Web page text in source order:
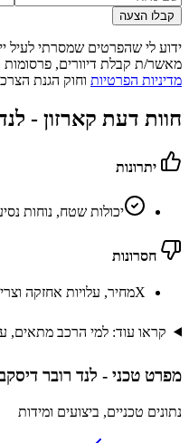
קבלו הצעה
ידוע לי שהפרטים שמסרתי לעיל
מאשר/ת קבלת דיוורים, פרסומות
מדיניות הפרטיות וחוק הגנת
חוות דעת קארזון -
יתרונות
יכולות שטח, נוחות
חסרונות
Xמחיר, עלויות אחזקה
קראו עוד: למי הרכב מתאים,
מפרט טכני - לנד רובר
נתונים טכניים, ביצועים ומידות